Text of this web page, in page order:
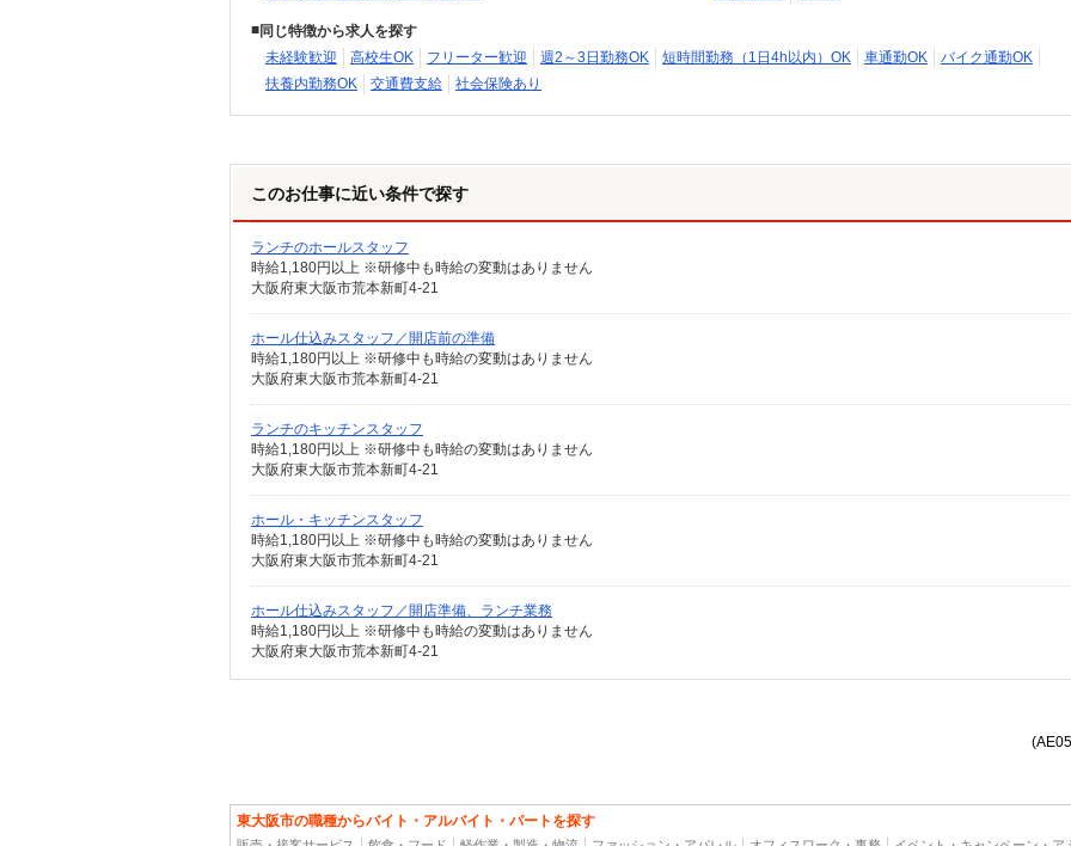
同じ特徴から求人を探す
未経験歓迎
高校生OK フリーター歓迎 週2～3日勤務OK 短時間勤務（1日4h以内）OK 車通勤OK
バイク通勤OK
扶養内勤務OK
交通費支給 社会保険あり
このお仕事に近い条件で探す
ランチのホールスタッフ
時給1,180円以上 ※研修中も時給の変動はありません
大阪府東大阪市荒本新町4-21
ホール仕込みスタッフ／開店前の準備
時給1,180円以上 ※研修中も時給の変動はありません
大阪府東大阪市荒本新町4-21
ランチのキッチンスタッフ
時給1,180円以上 ※研修中も時給の変動はありません
大阪府東大阪市荒本新町4-21
ホール・キッチンスタッフ
時給1,180円以上 ※研修中も時給の変動はありません
大阪府東大阪市荒本新町4-21
ホール仕込みスタッフ／開店準備、ランチ業務
時給1,180円以上 ※研修中も時給の変動はありません
大阪府東大阪市荒本新町4-21
東大阪市の職種からバイト・アルバイト・パートを探す